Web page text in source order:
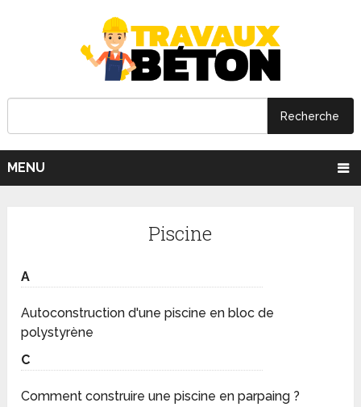
MENU
Piscine
A
Autoconstruction d'une piscine en bloc de
polystyrène
C
Comment construire une piscine en parpaing ?